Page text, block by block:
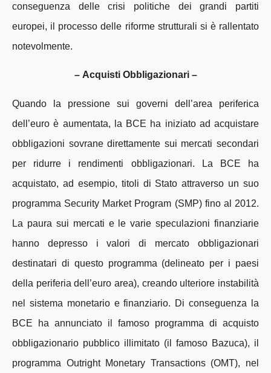
conseguenza delle crisi politiche dei grandi partiti
europei, il processo delle riforme strutturali si è rallentato
notevolmente.
– Acquisti Obbligazionari –
Quando la pressione sui governi dell’area periferica
dell’euro è aumentata, la BCE ha iniziato ad acquistare
obbligazioni sovrane direttamente sui mercati secondari
per ridurre i rendimenti obbligazionari. La BCE ha
acquistato, ad esempio, titoli di Stato attraverso un suo
programma Security Market Program (SMP) fino al 2012.
La paura sui mercati e le varie speculazioni finanziarie
hanno depresso i valori di mercato obbligazionari
destinatari di questo programma (delineato per i paesi
della periferia dell’euro area), creando ulteriore instabilità
nel sistema monetario e finanziario. Di conseguenza la
BCE ha annunciato il famoso programma di acquisto
obbligazionario pubblico illimitato (il famoso Bazuca), il
programma Outright Monetary Transactions (OMT), nel